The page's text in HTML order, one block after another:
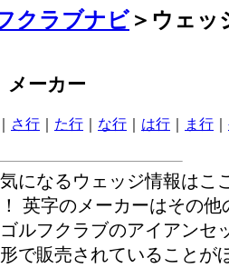
クラブナビ ＞ウェッ
ーカー
さ行 た行 な行 は行 ま行
になるウェッジ情報はこ
英字のメーカーはその他
ルフクラブのアイアンセ
で販売されていることが